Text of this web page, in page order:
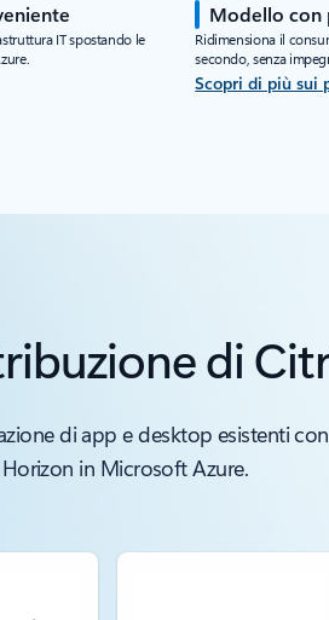
IT spostando le
Modello con
Ridimensiona il
secondo, senza
Scopri di più sui
di
di app e desktop esistenti
in Microsoft Azure.